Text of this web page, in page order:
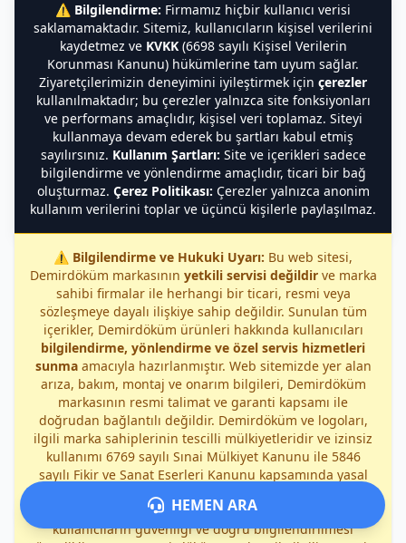
⚠️ Bilgilendirme: Firmamız hiçbir kullanıcı verisi
saklamamaktadır. Sitemiz, kullanıcıların kişisel verilerini
kaydetmez ve KVKK(6698 sayılı Kişisel Verilerin
Korunması Kanunu) hükümlerine tam uyum sağlar.
Ziyaretçilerimizin deneyimini iyileştirmek için çerezler
kullanılmaktadır; bu çerezler yalnızca site fonksiyonları
ve performans amaçlıdır, kişisel veri toplamaz. Siteyi
kullanmaya devam ederek bu şartları kabul etmiş
sayılırsınız. Kullanım Şartları: Site ve içerikleri sadece
bilgilendirme ve yönlendirme amaçlıdır, ticari bir bağ
oluşturmaz. Çerez Politikası: Çerezler yalnızca anonim
kullanım verilerini toplar ve üçüncü kişilerle paylaşılmaz.
⚠️ Bilgilendirme ve Hukuki Uyarı: Bu web sitesi,
Demirdöküm markasının yetkili servisi değildirve marka
sahibi firmalar ile herhangi bir ticari, resmi veya
sözleşmeye dayalı ilişkiye sahip değildir. Sunulan tüm
içerikler, Demirdöküm ürünleri hakkında kullanıcıları
bilgilendirme, yönlendirme ve özel servis hizmetleri
sunmaamacıyla hazırlanmıştır. Web sitemizde yer alan
arıza, bakım, montaj ve onarım bilgileri, Demirdöküm
markasının resmi talimat ve garanti kapsamı ile
doğrudan bağlantılı değildir. Demirdöküm ve logoları,
ilgili marka sahiplerinin tescilli mülkiyetleridir ve izinsiz
kullanımı 6769 sayılı Sınai Mülkiyet Kanunu ile 5846
sayılı Fikir ve Sanat Eserleri Kanunu kapsamında yasal
işlem gerektirir. Site üzerinden sunulan tüm hizmetler,
bağımsız özel servis kapsamındasağlanmakta olup,
kullanıcıların güvenliği ve doğru bilgilendirilmesi
HEMEN ARA